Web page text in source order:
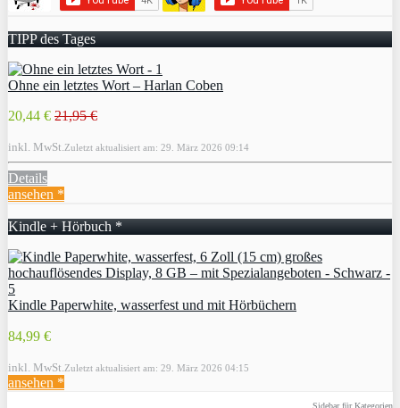
TIPP des Tages
Ohne ein letztes Wort – Harlan Coben
20,44 € 21,95 €
inkl. MwSt. Zuletzt aktualisiert am: 29. März 2026 09:14
Details
ansehen *
Kindle + Hörbuch *
Kindle Paperwhite, wasserfest und mit Hörbüchern
84,99 €
inkl. MwSt. Zuletzt aktualisiert am: 29. März 2026 04:15
ansehen *
Sidebar für Kategorien